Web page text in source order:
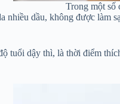
Trong một số
nhiều dầu, không được
tuổi dậy thì, là thời điểm